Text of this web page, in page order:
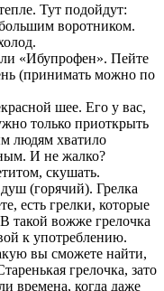
Тут подойдут:
воротником.
«Ибупрофен». Пейте
(принимать можно по
шее. Его у вас,
только приоткрыть
людям хватило
И не жалко?
скушать.
(горячий). Грелка
есть грелки, которые
такой вожже грелочка
к употреблению.
вы сможете найти,
грелочка, зато
времена, когда даже